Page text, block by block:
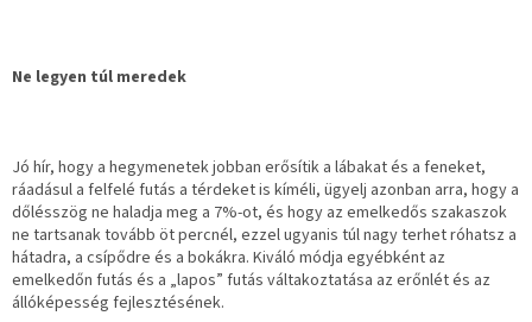
Ne legyen túl meredek
Jó hír, hogy a hegymenetek jobban erősítik a lábakat és a feneket,
ráadásul a felfelé futás a térdeket is kíméli, ügyelj azonban arra, hogy a
dőlésszög ne haladja meg a 7%-ot, és hogy az emelkedős szakaszok
ne tartsanak tovább öt percnél, ezzel ugyanis túl nagy terhet róhatsz a
hátadra, a csípődre és a bokákra. Kiváló módja egyébként az
emelkedőn futás és a „lapos” futás váltakoztatása az erőnlét és az
állóképesség fejlesztésének.